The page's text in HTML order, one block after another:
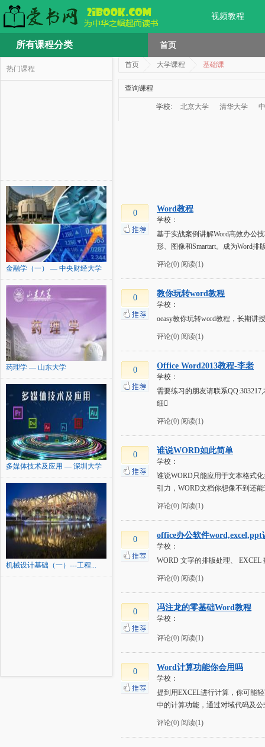
视频教程
所有课程分类 首页
热门课程
金融学（一） — 中央财经大学
药理学 — 山东大学
多媒体技术及应用 — 深圳大学
机械设计基础（一）---工程...
首页 大学课程 基础课
查询课程
学校: 北京大学 清华大学
0 Word教程
学校：
基于实战案例讲解Word高效办公
形、图像和Smartart。成为Word
评论(0) 阅读(1)
0 教你玩转word教程
学校：
oeasy教你玩转word教程，长期讲
评论(0) 阅读(1)
0 Office Word2013教程-李老
学校：
需要练习的朋友请联系
细
评论(0) 阅读(1)
0 谁说WORD如此简单
学校：
谁说WORD只能应用于文本格式
引力，WORD文档你想像不到还
评论(0) 阅读(1)
0 office办公软件word,excel,ppt
学校：
WORD 文字的排版处理、
评论(0) 阅读(1)
0 冯注龙的零基础Word教程
学校：
评论(0) 阅读(1)
0 Word计算功能你会用吗
学校：
提到用EXCEL进行计算，你可能
中的计算功能，通过对域代码及
评论(0) 阅读(1)